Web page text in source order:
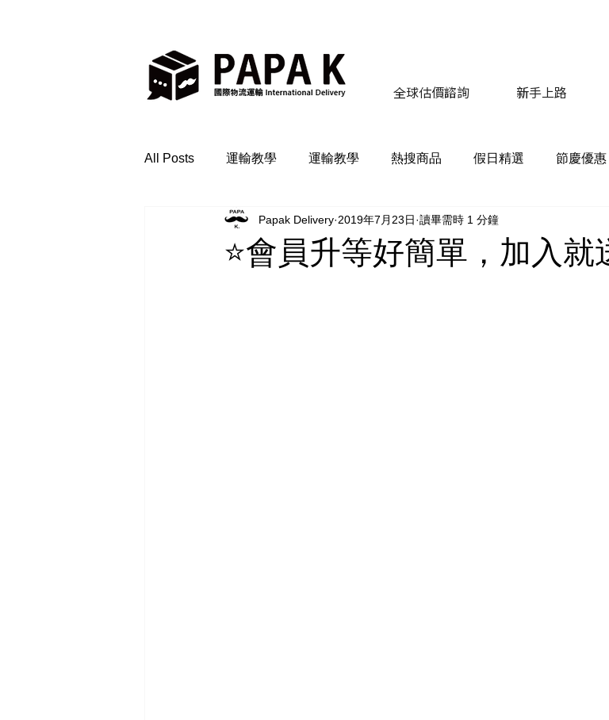
全球估價諮詢 新手上路
All Posts 運輸教學 運輸教學 熱搜商品 假日精選 節慶優惠
⭐️會員升等好簡單，加入就
Papak Delivery 2019年7月23日 讀畢需時 1 分鐘